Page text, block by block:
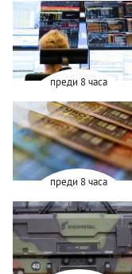
преди 8 часа
преди 8 часа